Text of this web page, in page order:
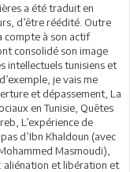
a été traduit en
d’être réédité. Outre
compte à son actif
consolidé son image
intellectuels tunisiens et
je vais me
et dépassement, La
en Tunisie, Quêtes
L’expérience de
d’Ibn Khaldoun (avec
Masmoudi),
aliénation et libération et